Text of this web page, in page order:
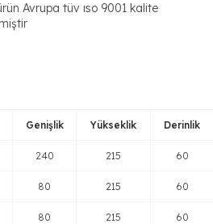
Avrupa tüv ıso 9001 kalite
Genişlik Yükseklik Derinlik
240 215 60
80 215 60
80 215 60